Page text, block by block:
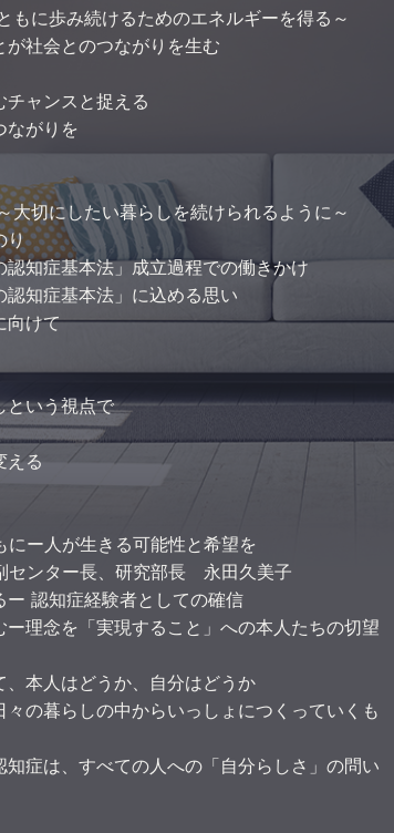
に歩み続けるためのエネルギーを得る～
社会とのつながりを生む
ャンスと捉える
ながりを
切にしたい暮らしを続けられるように～
り
知症基本法」成立過程での働きかけ
知症基本法」に込める思い
向けて
という視点で
える
ー人が生きる可能性と希望を
センター長、研究部長 永田久美子
認知症経験者としての確信
理念を「実現すること」への本人たちの切望
本人はどうか、自分はどうか
の暮らしの中からいっしょにつくっていくも
症は、すべての人への「自分らしさ」の問い